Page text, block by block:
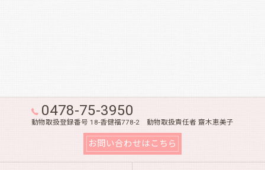
0478-75-3950
動物取扱登録番号 18-香健福778-2 動物取扱責任者 齋木恵美子
お問い合わせはこちら